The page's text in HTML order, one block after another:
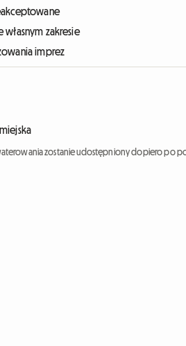
własnym zakresie
imprez
zostanie udostępniony dopiero po